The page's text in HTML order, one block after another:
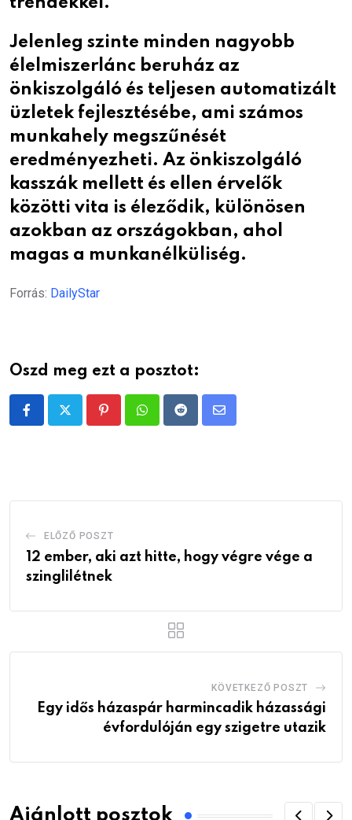
Jelenleg szinte minden nagyobb
élelmiszerlánc beruház az
önkiszolgáló és teljesen automatizált
üzletek fejlesztésébe, ami számos
munkahely megszűnését
eredményezheti. Az önkiszolgáló
kasszák mellett és ellen érvelők
közötti vita is éleződik, különösen
azokban az országokban, ahol
magas a munkanélküliség.
Forrás: DailyStar
Oszd meg ezt a posztot:
PinterestWhatsappRedditShare
ELŐZŐ POSZT
12 ember, aki azt hitte, hogy végre vége a
szinglilétnek
KÖVETKEZŐ POSZT
Egy idős házaspár harmincadik házassági
évfordulóján egy szigetre utazik
Ajánlott posztok